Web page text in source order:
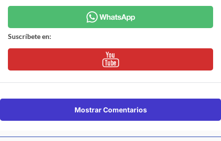
Suscríbete en:
Mostrar Comentarios